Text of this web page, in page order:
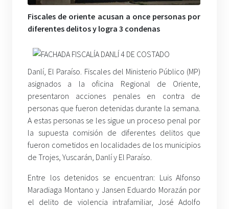
Fiscales de oriente acusan a once personas por
diferentes delitos y logra 3 condenas
Danlí, El Paraíso. Fiscales del Ministerio Público (MP)
asignados a la oficina Regional de Oriente,
presentaron acciones penales en contra de
personas que fueron detenidas durante la semana.
A estas personas se les sigue un proceso penal por
la supuesta comisión de diferentes delitos que
fueron cometidos en localidades de los municipios
de Trojes, Yuscarán, Danlí y El Paraíso.
Entre los detenidos se encuentran: Luis Alfonso
Maradiaga Montano y Jansen Eduardo Morazán por
el delito de violencia intrafamiliar, José Adolfo